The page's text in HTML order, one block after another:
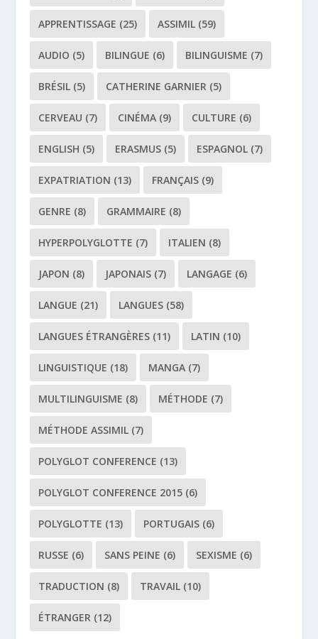
APPRENTISSAGE (25) ASSIMIL (59)
AUDIO (5) BILINGUE (6) BILINGUISME (7)
BRÉSIL (5) CATHERINE GARNIER (5)
CERVEAU (7) CINÉMA (9) CULTURE (6)
ENGLISH (5) ERASMUS (5) ESPAGNOL (7)
EXPATRIATION (13) FRANÇAIS (9)
GENRE (8) GRAMMAIRE (8)
HYPERPOLYGLOTTE (7) ITALIEN (8)
JAPON (8) JAPONAIS (7) LANGAGE (6)
LANGUE (21) LANGUES (58)
LANGUES ÉTRANGÈRES (11) LATIN (10)
LINGUISTIQUE (18) MANGA (7)
MULTILINGUISME (8) MÉTHODE (7)
MÉTHODE ASSIMIL (7)
POLYGLOT CONFERENCE (13)
POLYGLOT CONFERENCE 2015 (6)
POLYGLOTTE (13) PORTUGAIS (6)
RUSSE (6) SANS PEINE (6) SEXISME (6)
TRADUCTION (8) TRAVAIL (10)
ÉTRANGER (12)